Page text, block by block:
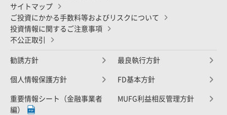
サイトマップ
ご投資にかかる手数料等およびリスクについて
投資情報に関するご注意事項
不公正取引
勧誘方針 最良執行方針
個人情報保護方針 FD基本方針
重要情報シート（金融事業者
編）
MUFG利益相反管理方針